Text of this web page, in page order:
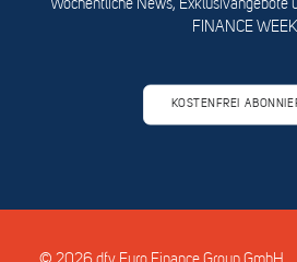
Wöchentliche News, Exklusivangebote
FINANCE WEEK
KOSTENFREI